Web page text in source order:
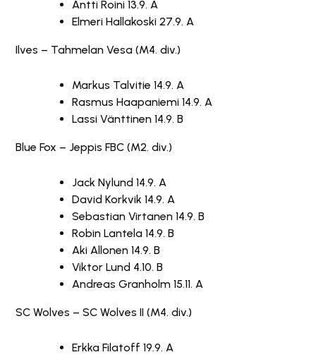
Antti Roini 13.9. A
Elmeri Hallakoski 27.9. A
Ilves – Tahmelan Vesa (M4. div.)
Markus Talvitie 14.9. A
Rasmus Haapaniemi 14.9. A
Lassi Vänttinen 14.9. B
Blue Fox – Jeppis FBC (M2. div.)
Jack Nylund 14.9. A
David Korkvik 14.9. A
Sebastian Virtanen 14.9. B
Robin Lantela 14.9. B
Aki Allonen 14.9. B
Viktor Lund 4.10. B
Andreas Granholm 15.11. A
SC Wolves – SC Wolves II (M4. div.)
Erkka Filatoff 19.9. A